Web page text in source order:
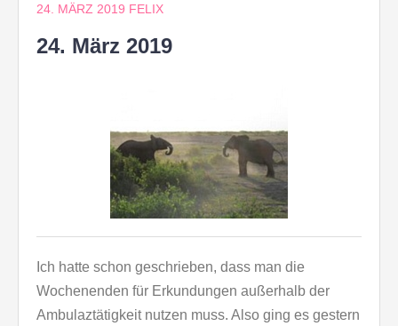
24. MÄRZ 2019 FELIX
24. März 2019
Ich hatte schon geschrieben, dass man die
Wochenenden für Erkundungen außerhalb der
Ambulaztätigkeit nutzen muss. Also ging es gestern